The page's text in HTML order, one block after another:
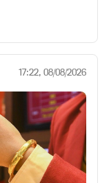
17:22, 08/08/2026